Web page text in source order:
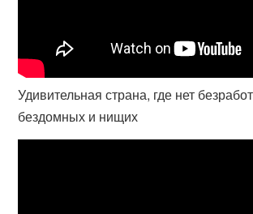
Удивительная страна, где нет
бездомных и нищих